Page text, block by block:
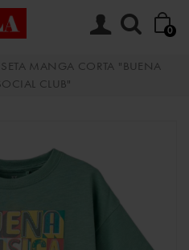
0
MANGA CORTA "BUENA
CLUB"